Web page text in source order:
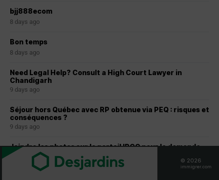
bjj888ecom
8 days ago
Bon temps
8 days ago
Need Legal Help? Consult a High Court Lawyer in
Chandigarh
9 days ago
Séjour hors Québec avec RP obtenue via PEQ : risques et
conséquences ?
9 days ago
Joindre les photos sur le portail IRCC pour la demande
de résidence permanente au Canada-CSQ reçus
28 days ago © 2026
immigrer.com